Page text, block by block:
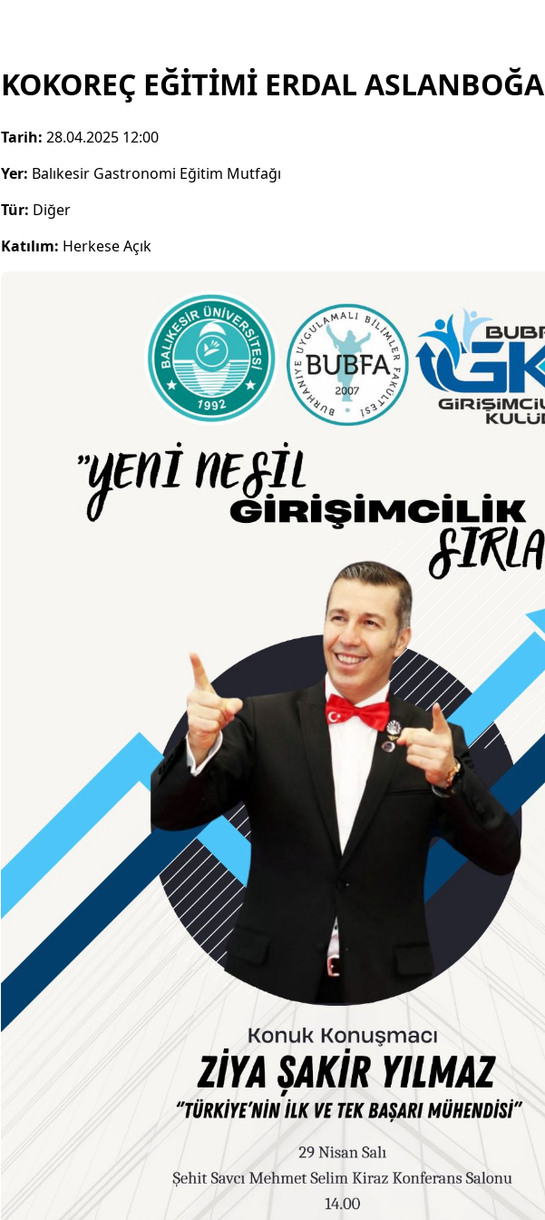
KOKOREÇ EĞİTİMİ ERDAL ASLANBOĞA
Tarih: 28.04.2025 12:00
Yer: Balıkesir Gastronomi Eğitim Mutfağı
Tür: Diğer
Katılım: Herkese Açık